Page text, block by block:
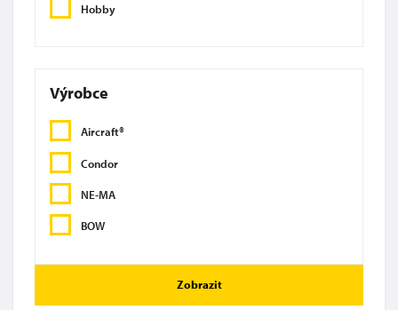
Hobby
Výrobce
Aircraft®
Condor
NE-MA
BOW
Zobrazit